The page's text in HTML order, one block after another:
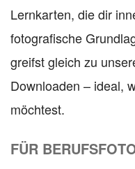
Lernkarten, die dir
fotografische
greifst gleich zu
Downloaden – ideal,
möchtest.
FÜR